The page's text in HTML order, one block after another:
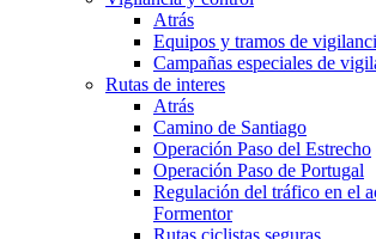
Atrás
Equipos y tramos de
Campañas especiales de
Rutas de interes
Atrás
Camino de Santiago
Operación Paso del Estrecho
Operación Paso de Portugal
Regulación del tráfico en el
Formentor